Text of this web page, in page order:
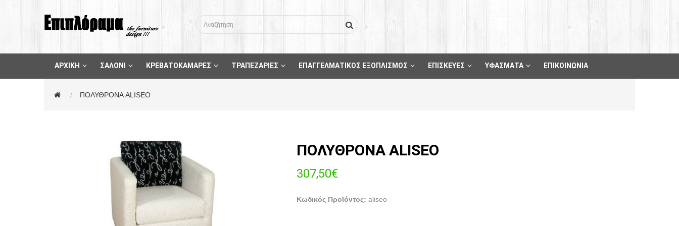
ΑΡΧΙΚΗ ΣΑΛΟΝΙ ΚΡΕΒΑΤΟΚΑΜΑΡΕΣ ΤΡΑΠΕΖΑΡΙΕΣ ΕΠΑΓΓΕΛΜΑΤΙΚΟΣ ΕΞΟΠΛΙΣΜΟΣ ΕΠΙΣΚΕΥΕΣ ΥΦΑΣΜΑΤΑ ΕΠΙΚΟΙΝΩΝΙΑ
ΠΟΛΥΘΡΟΝΑ ALISEO
ΠΟΛΥΘΡΟΝΑ ALISEO
307,50€
Κωδικός Προϊόντος: aliseo